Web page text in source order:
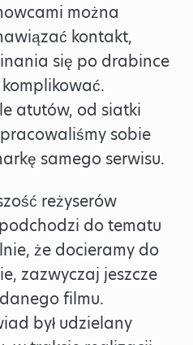
można
kontakt,
się po drabince
atutów, od siatki
sobie
samego serwisu.
reżyserów
do tematu
że docieramy do
zazwyczaj jeszcze
filmu.
był udzielany